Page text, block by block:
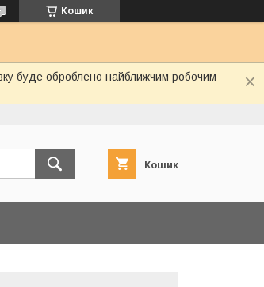
Кошик
буде оброблено найближчим робочим
Кошик